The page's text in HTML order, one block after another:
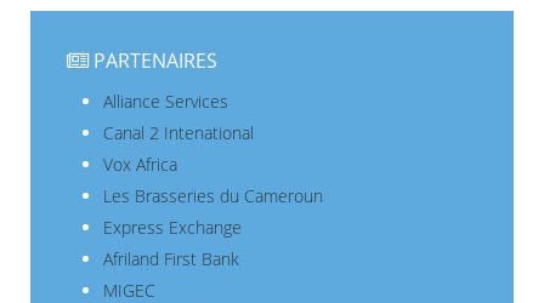
PARTENAIRES
Alliance Services
Canal 2 Intenational
Vox Africa
Les Brasseries du Cameroun
Express Exchange
Afriland First Bank
MIGEC